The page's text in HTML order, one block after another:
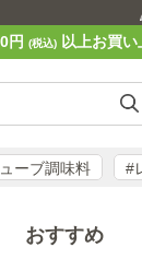
円 (税込)以上お買い
ーブ調味料 #
おすすめ